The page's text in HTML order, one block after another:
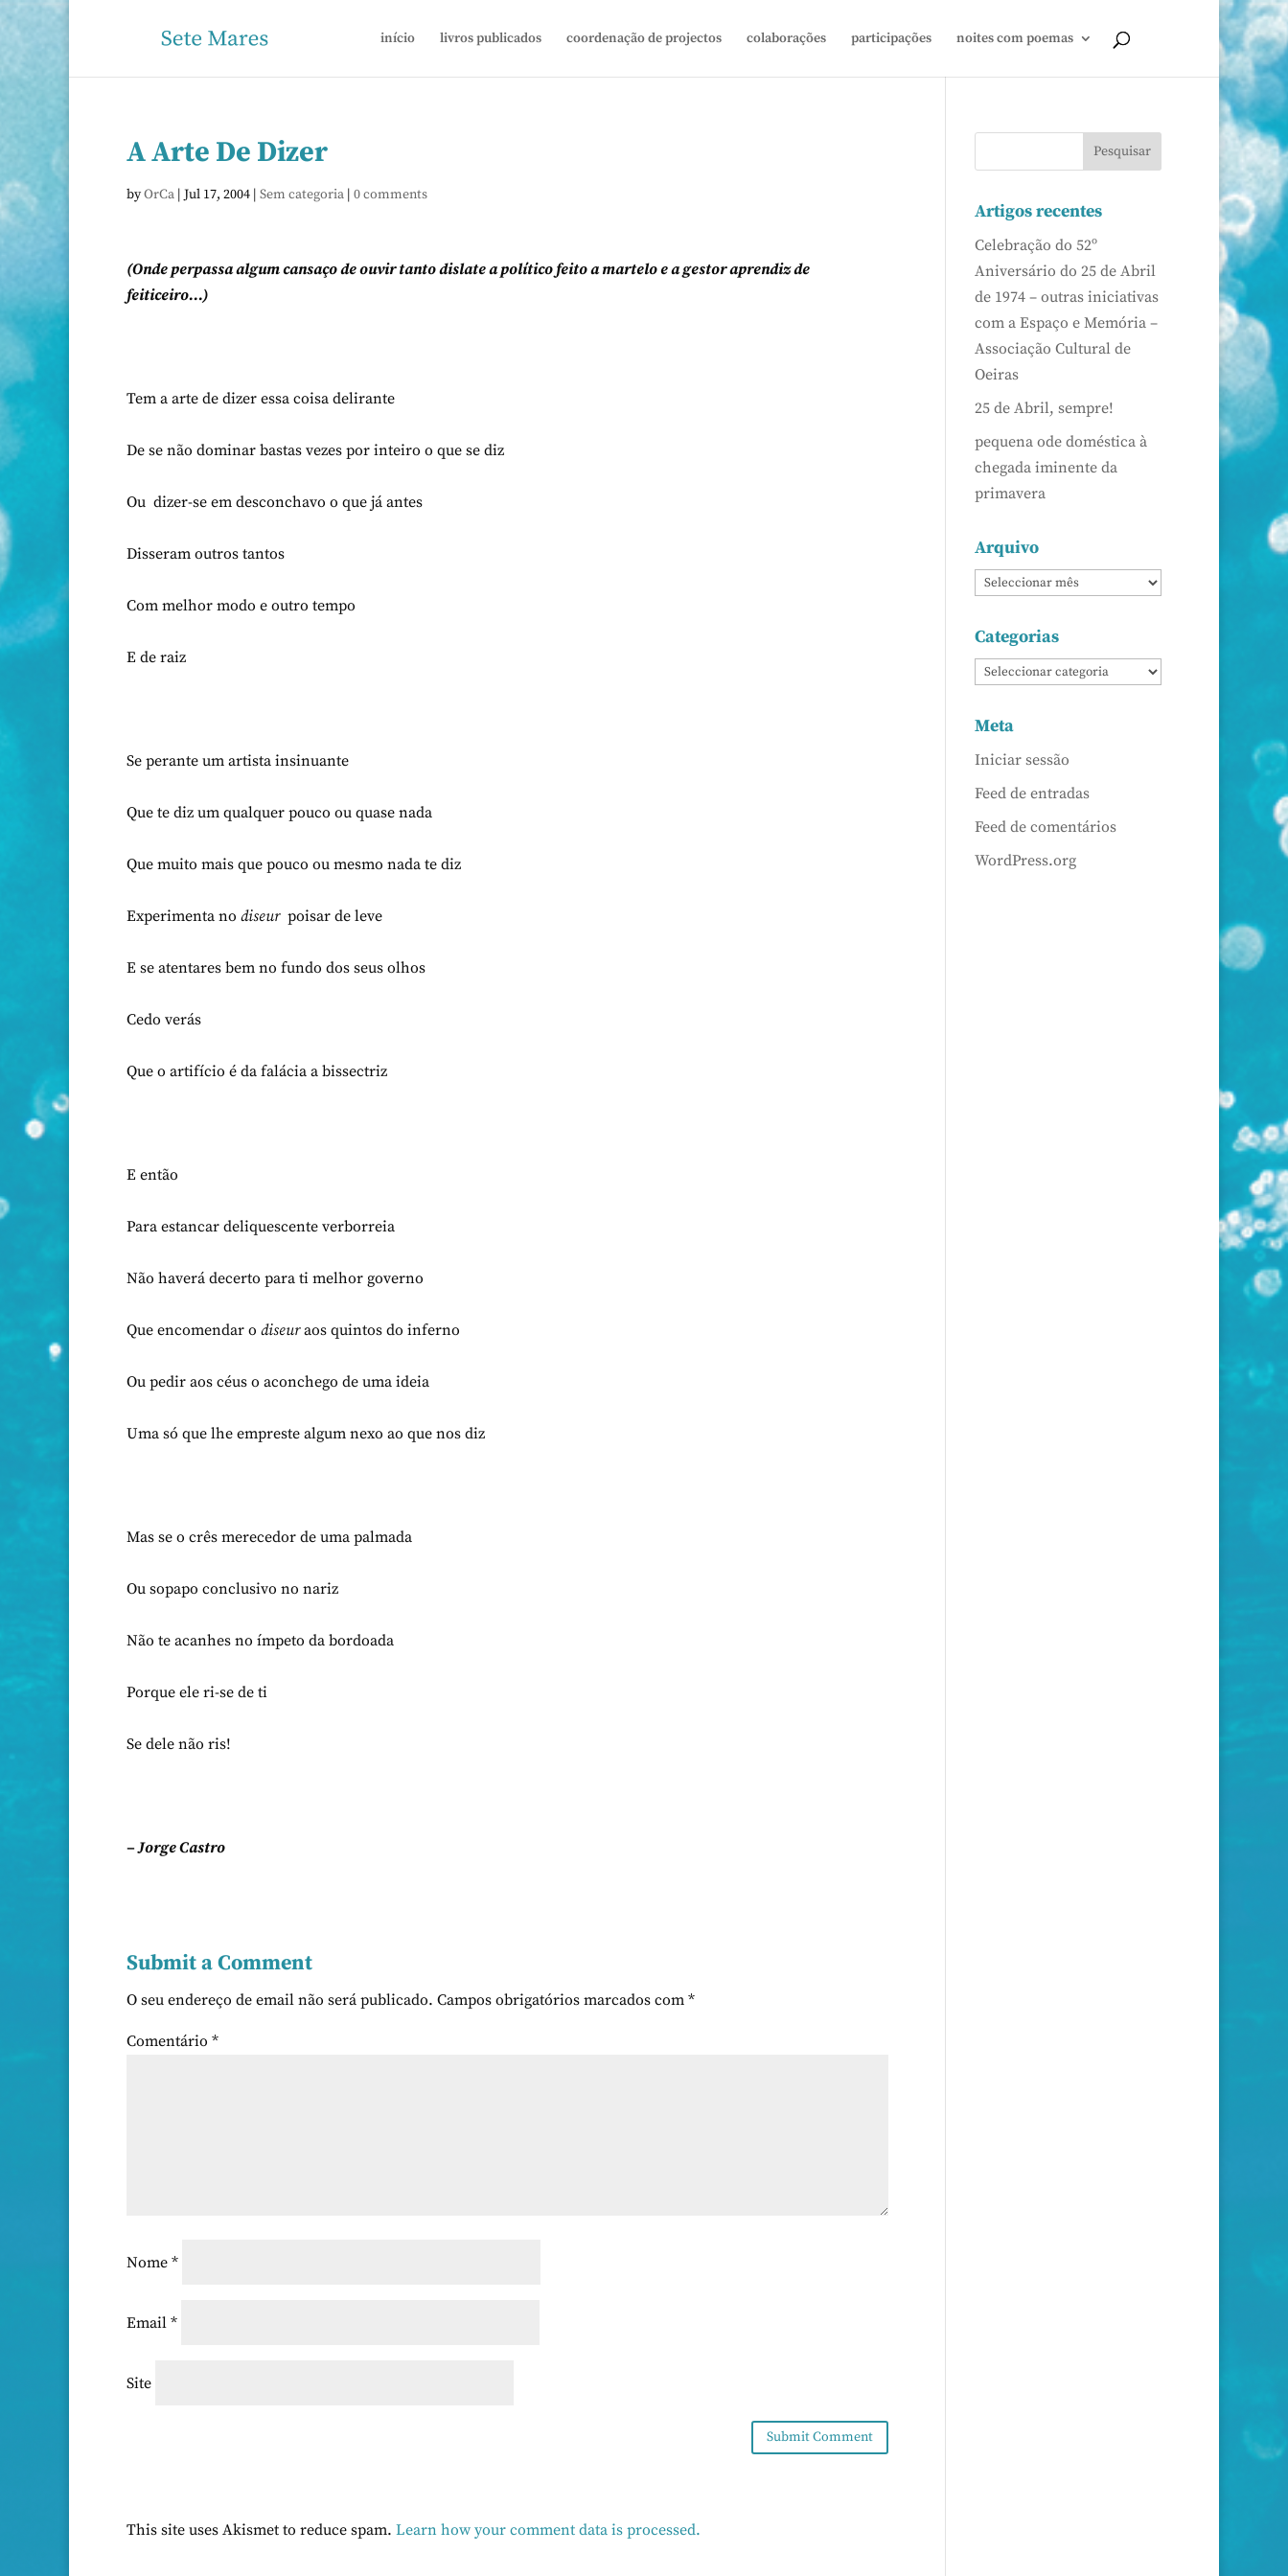
início livros publicados coordenação de projectos colaborações participações noites com poemas
A Arte De Dizer
byOrCa | Jul 17, 2004 | Sem categoria | 0 comments
(Onde perpassa algum cansaço de ouvir tanto dislate a político feito a martelo e a gestor aprendiz de
feiticeiro…)
Tem a arte de dizer essa coisa delirante
De se não dominar bastas vezes por inteiro o que se diz
Ou dizer-se em desconchavo o que já antes
Disseram outros tantos
Com melhor modo e outro tempo
E de raiz
Se perante um artista insinuante
Que te diz um qualquer pouco ou quase nada
Que muito mais que pouco ou mesmo nada te diz
Experimenta no diseurpoisar de leve
E se atentares bem no fundo dos seus olhos
Cedo verás
Que o artifício é da falácia a bissectriz
E então
Para estancar deliquescente verborreia
Não haverá decerto para ti melhor governo
Que encomendar o diseuraos quintos do inferno
Ou pedir aos céus o aconchego de uma ideia
Uma só que lhe empreste algum nexo ao que nos diz
Mas se o crês merecedor de uma palmada
Ou sopapo conclusivo no nariz
Não te acanhes no ímpeto da bordoada
Porque ele ri-se de ti
Se dele não ris!
– Jorge Castro
Submit a Comment
O seu endereço de email não será publicado. Campos obrigatórios marcados com *
Comentário *
Nome *
Email *
Site
This site uses Akismet to reduce spam. Learn how your comment data is processed.
Artigos recentes
Celebração do 52º
Aniversário do 25 de Abril
de 1974 – outras iniciativas
com a Espaço e Memória –
Associação Cultural de
Oeiras
25 de Abril, sempre!
pequena ode doméstica à
chegada iminente da
primavera
Arquivo
Categorias
Meta
Iniciar sessão
Feed de entradas
Feed de comentários
WordPress.org